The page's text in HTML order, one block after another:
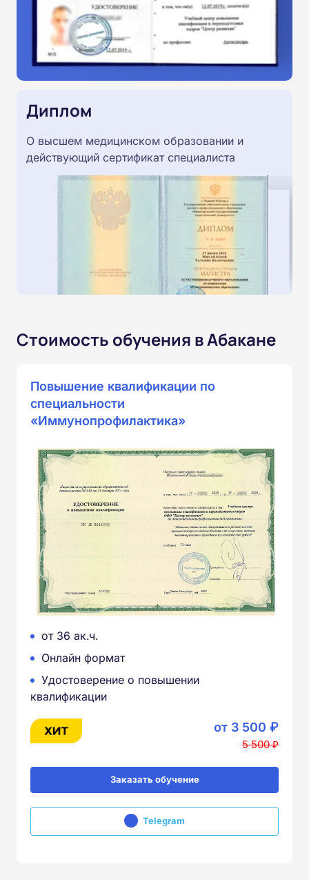
Диплом
О высшем медицинском образовании и
действующий сертификат специалиста
Стоимость обучения в Абакане
Повышение квалификации по
специальности
«Иммунопрофилактика»
от 36 ак.ч.
Онлайн формат
Удостоверение о повышении
квалификации
от 3 500 ₽
5 500 ₽
Заказать обучение
Telegram